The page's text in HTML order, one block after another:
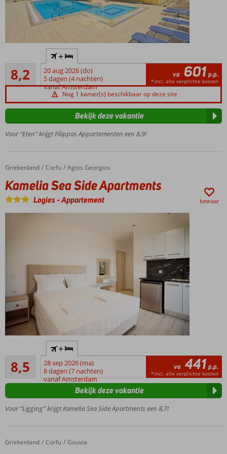
van
Gouvia
300
meter
van
het
Kleinschalig
complex
buitenzwembad
met
zonneterras
8,2Zeer goed
89
beoordelingen
+
20 aug 2026 (do)
5 dagen (4 nachten)
vanaf Amsterdam
va 601 p.p.
*incl. alle verplichte kosten
Nog 1 kamer(s) beschikbaar op deze site
Voor “Eten” krijgt Filippas Appartementen een 8,9!
Bekijk deze vakantie
Home
Griekenland Corfu Agios Georgios
Kamelia Sea Side Apartments
Kamelia Sea Side Apartments
Logies-Appartement bewaar
steenworp
afstand
van het
strand
loopafstand
van Agios
Georgios
accommodatie
8,5
Aanrader
27
beoordelingen
+
28 sep 2026 (ma)
8 dagen (7 nachten)
vanaf Amsterdam
va 441 p.p.
*incl. alle verplichte kosten
Voor “Ligging” krijgt Kamelia Sea Side Apartments een 8,7!
Bekijk deze vakantie
Home
Griekenland Corfu Gouvia
Cook's Club Corfu